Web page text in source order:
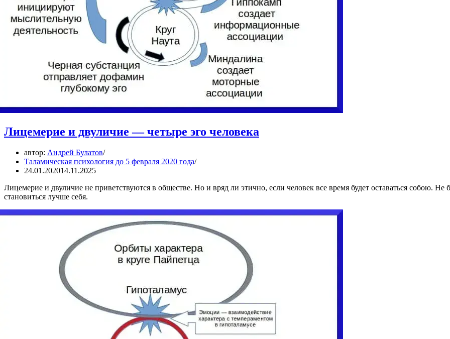
Лицемерие и двуличие — четыре эго человека
автор: Андрей Булатов
Таламическая психология до 5 февраля 2020 года
24.01.202014.11.2025
Лицемерие и двуличие не приветствуются в обществе. Но и вряд ли этично, если человек все время будет оставаться собою. Не
становиться лучше себя.